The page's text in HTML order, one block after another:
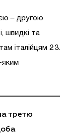
– другою
швидкі та
італійцям 2:3.
яким
третю